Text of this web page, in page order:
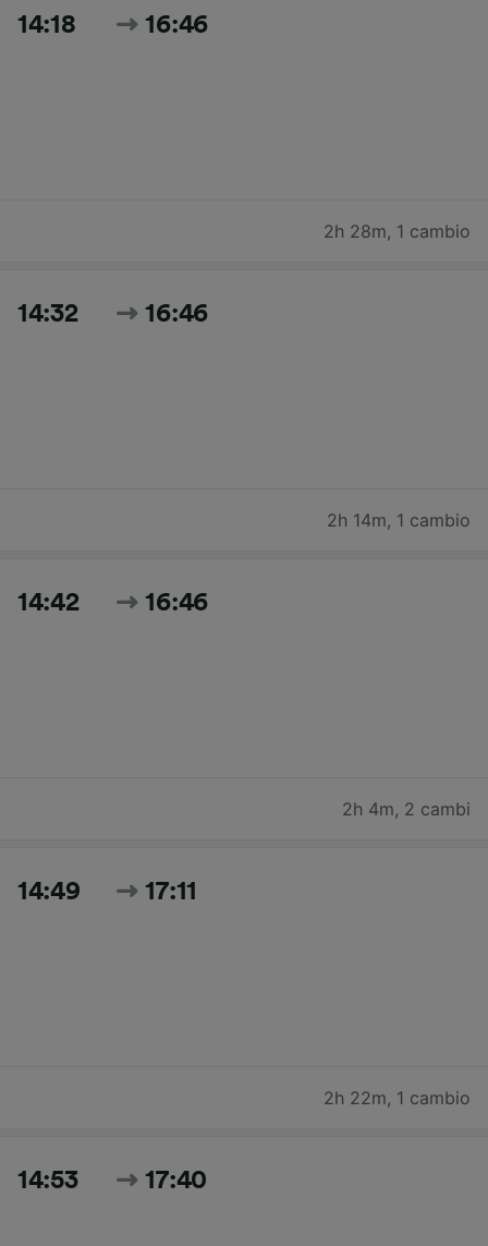
14:18 16:46
2h 28m, 1 cambio
14:32 16:46
2h 14m, 1 cambio
14:42 16:46
2h 4m, 2 cambi
14:49 17:11
2h 22m, 1 cambio
14:53 17:40